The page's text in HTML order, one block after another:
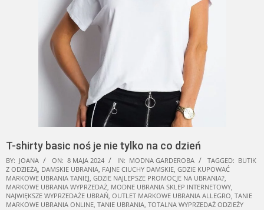
T-shirty basic noś je nie tylko na co dzień
BY: JOANA ON: 8 MAJA 2024 IN: MODNA GARDEROBA TAGGED: BUTIK
Z ODZIEŻĄ, DAMSKIE UBRANIA, FAJNE CIUCHY DAMSKIE, GDZIE KUPOWAĆ
MARKOWE UBRANIA TANIEJ, GDZIE NAJLEPSZE PROMOCJE NA UBRANIA?,
MARKOWE UBRANIA WYPRZEDAŻ, MODNE UBRANIA SKLEP INTERNETOWY,
NAJWIĘKSZE WYPRZEDAŻE UBRAŃ, OUTLET MARKOWE UBRANIA ALLEGRO, TANIE
MARKOWE UBRANIA ONLINE, TANIE UBRANIA, TOTALNA WYPRZEDAŻ ODZIEŻY